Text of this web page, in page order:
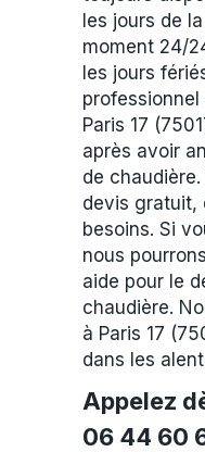
les jours de
moment 24/
les jours
Paris 17
après avoir
de
devis gratuit,
besoins. Si
nous
aide pour le
chaudière.
à Paris 17
dans les
Appelez
06 44 60